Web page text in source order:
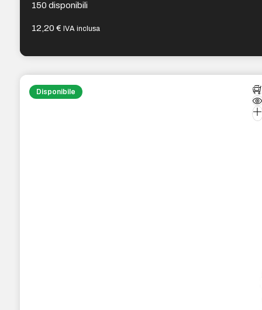
150 disponibili
12,20€ IVA inclusa
Disponibile